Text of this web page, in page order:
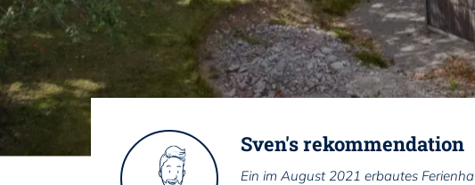
Sven's rekommendation
Ein im August 2021 erbautes